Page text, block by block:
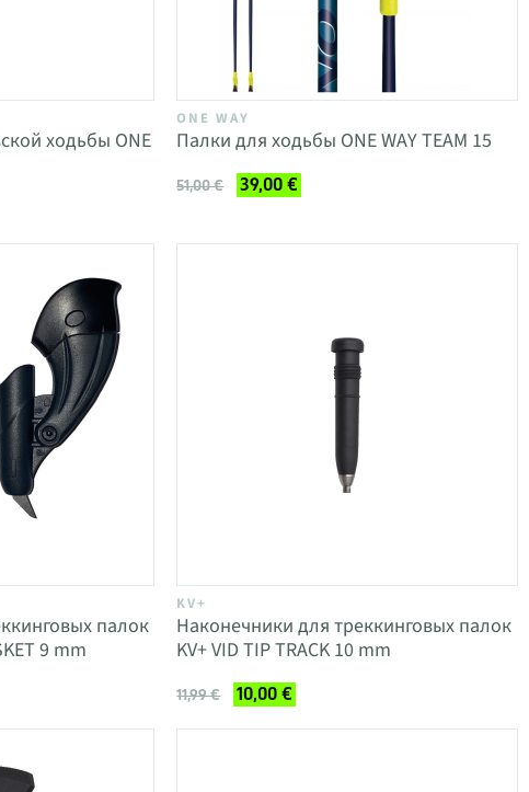
ходьбы ONE
ONE WAY
Палки для ходьбы ONE WAY TEAM 15
51,00 € 39,00 €
палок
9 mm
KV+
Наконечники для треккинговых палок
KV+ VID TIP TRACK 10 mm
11,99 € 10,00 €